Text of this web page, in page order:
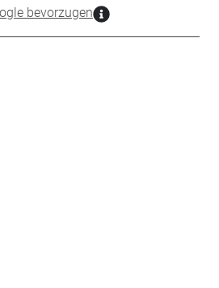
bevorzugen